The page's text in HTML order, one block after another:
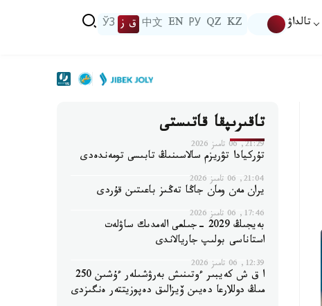
تالداۋ KZ
QZ
РУ
EN
中文 ق ز ЎЗ
تاقىرىپقا قاتىستى
21:29, 06 تامىز 2026
تۇركيادا تۋريزم سالاسىنىڭ تابىسى تومەندەدى
21:04, 06 تامىز 2026
يران مەن ومان جاڭا تەڭىز باعىتىن قۇردى
17:46, 06 تامىز 2026
بەيجىڭ 2029 -جىلعى الەمدىك ساۋلەت
استاناسى بولىپ جاريالاندى
12:39, 06 تامىز 2026
ا ق ش كەيبىر ءوتىنىش بەرۋشىلەر ءۇشىن 250
مىڭ دوللارعا دەيىن ۆيزالىق دەپوزيتتەر ەنگىزدى